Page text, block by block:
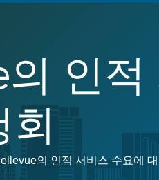
인적
의 인적 서비스 수요에